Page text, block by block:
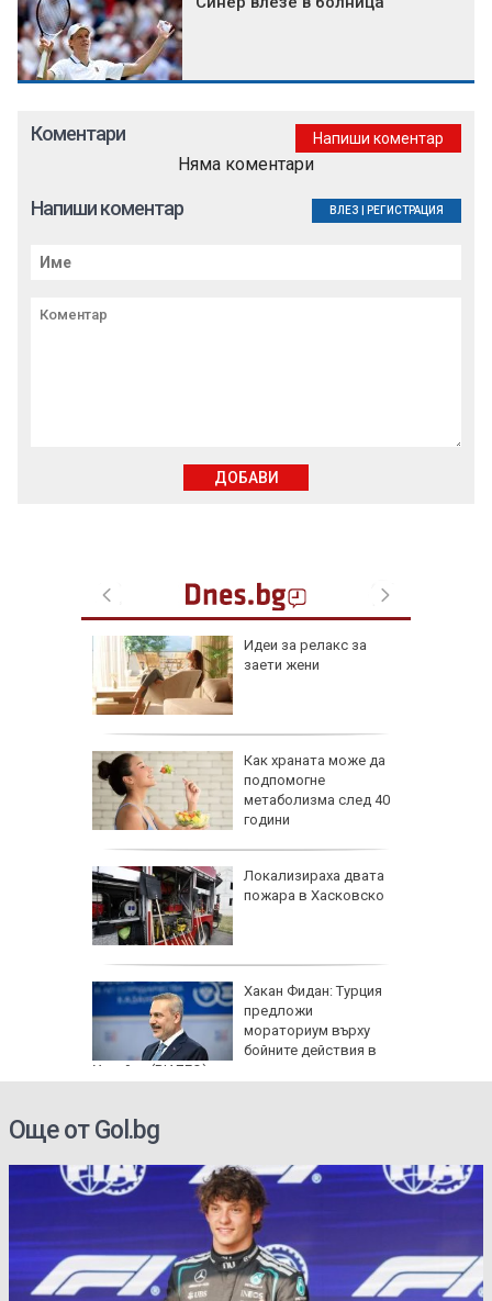
Идеи за релакс за
заети жени
Как храната може да
подпомогне
метаболизма след 40
години
Локализираха двата
пожара в Хасковско
Хакан Фидан: Турция
предложи
мораториум върху
бойните действия в
Украйна (ВИДЕО)
Коментари Напиши коментар
Няма коментари
Напиши коментар ВЛЕЗ РЕГИСТРАЦИЯ
ДОБАВИ
Още от Gol.bg